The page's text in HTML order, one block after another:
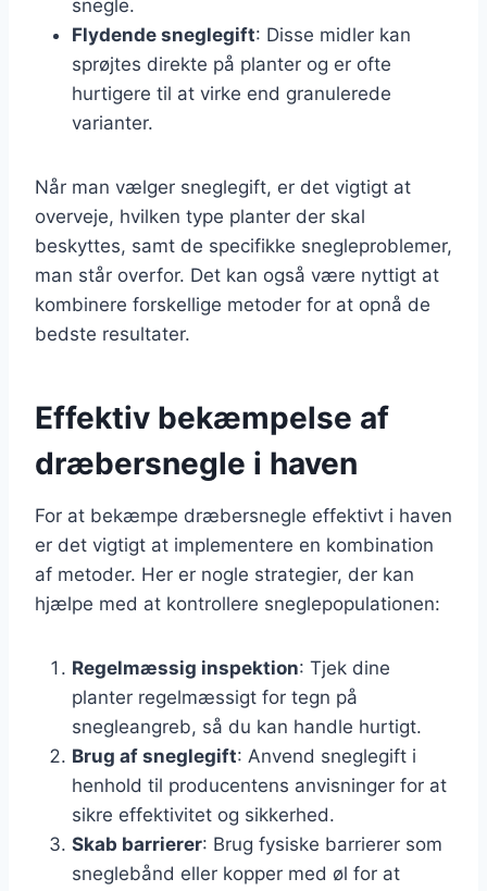
snegle.
Flydende sneglegift: Disse midler kan
sprøjtes direkte på planter og er ofte
hurtigere til at virke end granulerede
varianter.
Når man vælger sneglegift, er det vigtigt at
overveje, hvilken type planter der skal
beskyttes, samt de specifikke snegleproblemer,
man står overfor. Det kan også være nyttigt at
kombinere forskellige metoder for at opnå de
bedste resultater.
Effektiv bekæmpelse af
dræbersnegle i haven
For at bekæmpe dræbersnegle effektivt i haven
er det vigtigt at implementere en kombination
af metoder. Her er nogle strategier, der kan
hjælpe med at kontrollere sneglepopulationen:
Regelmæssig inspektion: Tjek dine
planter regelmæssigt for tegn på
snegleangreb, så du kan handle hurtigt.
Brug af sneglegift: Anvend sneglegift i
henhold til producentens anvisninger for at
sikre effektivitet og sikkerhed.
Skab barrierer: Brug fysiske barrierer som
sneglebånd eller kopper med øl for at